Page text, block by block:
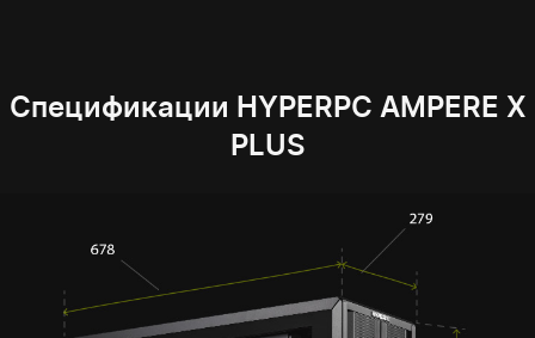
Спецификации HYPERPC AMPERE X
PLUS